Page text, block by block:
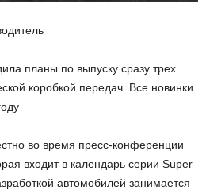
планы по выпуску сразу трех
коробкой передач. Все новинки
во время пресс-конференции
входит в календарь серии Super
автомобилей занимается